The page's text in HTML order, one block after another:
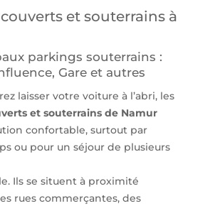
et souterrains à
parkings souterrains :
Gare et autres
laisser votre voiture à l’abri, les
et souterrains de Namur
confortable, surtout par
ou pour un séjour de plusieurs
Ils se situent à proximité
rues commerçantes, des